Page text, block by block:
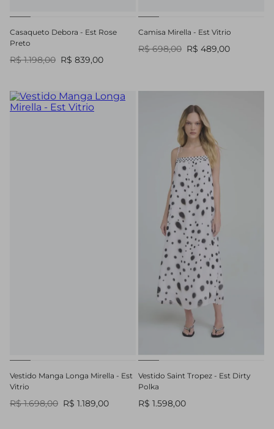
Casaqueto Debora - Est Rose
Preto
R$ 1.198,00 R$ 839,00
Camisa Mirella - Est Vitrio
R$ 698,00 R$ 489,00
Vestido Manga Longa Mirella - Est
Vitrio
R$ 1.698,00 R$ 1.189,00
Vestido Saint Tropez - Est Dirty
Polka
R$ 1.598,00